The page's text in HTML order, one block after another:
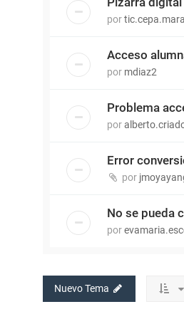
por
Acceso
por mdiaz2
Problema
por
Error
por
No se pueda
por
Nuevo Tema